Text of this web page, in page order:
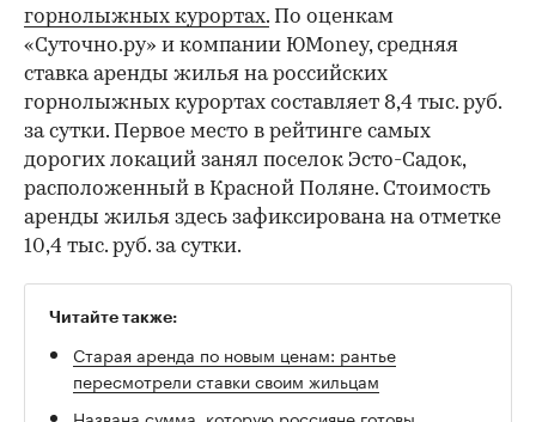
горнолыжных курортах. По оценкам
«Суточно.ру» и компании ЮMoney, средняя
ставка аренды жилья на российских
горнолыжных курортах составляет 8,4 тыс. руб.
за сутки. Первое место в рейтинге самых
дорогих локаций занял поселок Эсто-Садок,
расположенный в Красной Поляне. Стоимость
аренды жилья здесь зафиксирована на отметке
10,4 тыс. руб. за сутки.
Читайте также:
Старая аренда по новым ценам: рантье
пересмотрели ставки своим жильцам
Названа сумма, которую россияне готовы